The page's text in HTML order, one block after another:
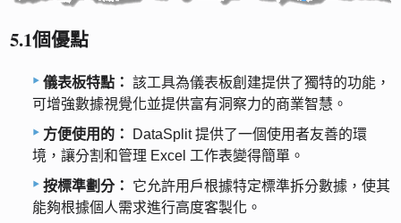
5.1個優點
儀表板特點： 該工具為儀表板創建提供了獨特的功能，
可增強數據視覺化並提供富有洞察力的商業智慧。
方便使用的：
DataSplit 提供了一個使用者友善的環
境，讓分割和管理 Excel 工作表變得簡單。
按標準劃分：
它允許用戶根據特定標準拆分數據，使其
能夠根據個人需求進行高度客製化。